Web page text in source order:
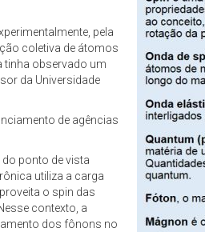
pela
coletiva de átomos
tinha observado um
da Universidade
de agências
ponto de vista
utiliza a carga
o spin das
contexto, a
dos fônons no